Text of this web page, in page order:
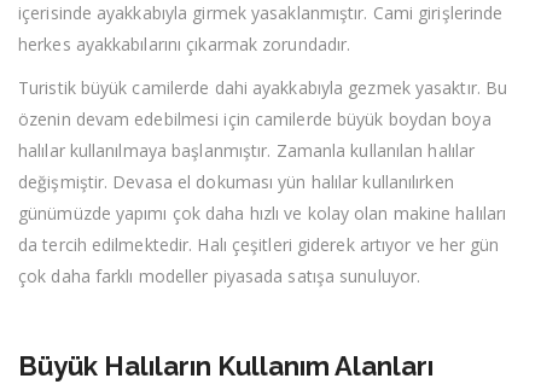
içerisinde ayakkabıyla girmek yasaklanmıştır. Cami girişlerinde
herkes ayakkabılarını çıkarmak zorundadır.
Turistik büyük camilerde dahi ayakkabıyla gezmek yasaktır. Bu
özenin devam edebilmesi için camilerde büyük boydan boya
halılar kullanılmaya başlanmıştır. Zamanla kullanılan halılar
değişmiştir. Devasa el dokuması yün halılar kullanılırken
günümüzde yapımı çok daha hızlı ve kolay olan makine halıları
da tercih edilmektedir. Halı çeşitleri giderek artıyor ve her gün
çok daha farklı modeller piyasada satışa sunuluyor.
Büyük Halıların Kullanım Alanları